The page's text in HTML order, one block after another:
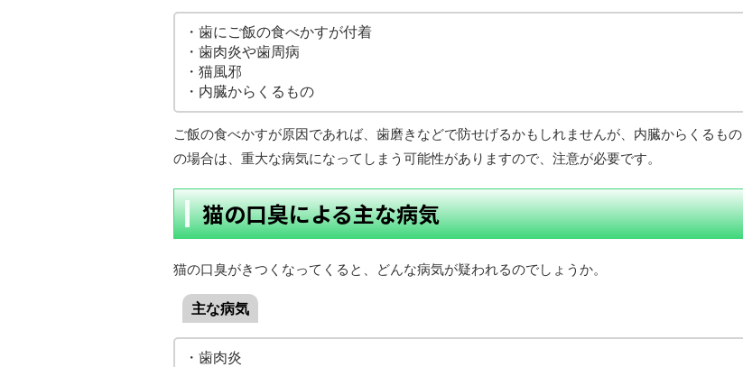
・歯にご飯の食べかすが付着
・歯肉炎や歯周病
・猫風邪
・内臓からくるもの
ご飯の食べかすが原因であれば、歯磨きなどで防せげるかもしれませんが、内臓からくるもの
の場合は、重大な病気になってしまう可能性がありますので、注意が必要です。
猫の口臭による主な病気
猫の口臭がきつくなってくると、どんな病気が疑われるのでしょうか。
主な病気
・歯肉炎